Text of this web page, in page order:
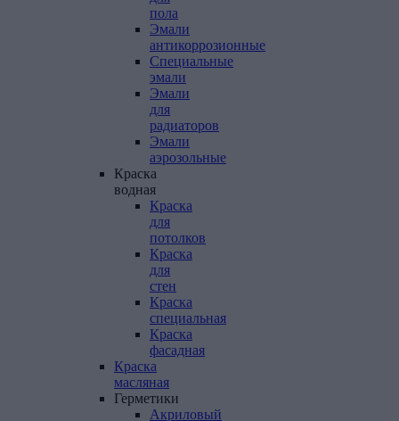
пола
Эмали
антикоррозионные
Специальные
эмали
Эмали
для
радиаторов
Эмали
аэрозольные
Краска
водная
Краска
для
потолков
Краска
для
стен
Краска
специальная
Краска
фасадная
Краска
масляная
Герметики
Акриловый